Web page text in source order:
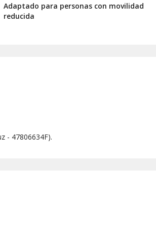
Adaptado para personas con movilidad
reducida
- 47806634F).